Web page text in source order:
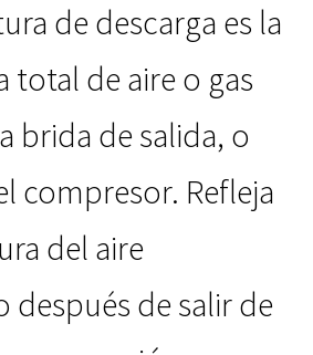
de descarga es la
total de aire o gas
brida de salida, o
compresor. Refleja
del aire
de salir de